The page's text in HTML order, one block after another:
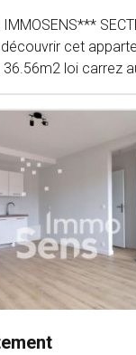
cet
loi carrez